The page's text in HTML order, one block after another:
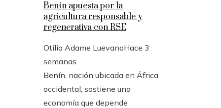
Benín apuesta por la
agricultura responsable y
regenerativa con RSE
Otilia Adame LuevanoHace 3
semanas
Benín, nación ubicada en África
occidental, sostiene una
economía que depende